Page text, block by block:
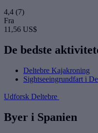
4,4 (7)
Fra
11,56 US$
De bedste
Deltebre Kajakroning
Sightseeingrundfart i
Udforsk Deltebre
Byer i Spanien